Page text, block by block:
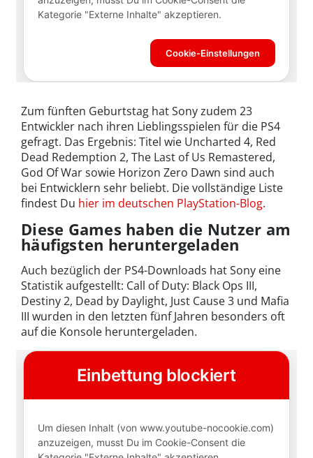
Zum fünften Geburtstag hat Sony zudem 23
Entwickler nach ihren Lieblingsspielen für die PS4
gefragt. Das Ergebnis: Titel wie Uncharted 4, Red
Dead Redemption 2, The Last of Us Remastered,
God Of War sowie Horizon Zero Dawn sind auch
bei Entwicklern sehr beliebt. Die vollständige Liste
findest Du hier im deutschen PlayStation-Blog.
Diese Games haben die Nutzer am
häufigsten heruntergeladen
Auch bezüglich der PS4-Downloads hat Sony eine
Statistik aufgestellt: Call of Duty: Black Ops III,
Destiny 2, Dead by Daylight, Just Cause 3 und Mafia
III wurden in den letzten fünf Jahren besonders oft
auf die Konsole heruntergeladen.